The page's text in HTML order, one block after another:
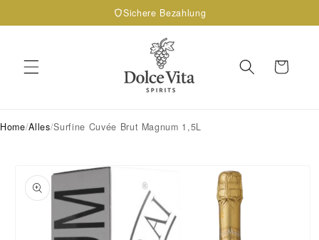
Inhalt
Sichere Bezahlung
Warenkorb
Home/Alles/Surfine Cuvée Brut Magnum 1,5L